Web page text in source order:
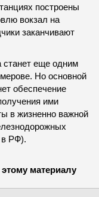
построены
вокзал на
заканчивают
станет еще одним
Но основной
обеспечение
ими
в жизненно важной
в РФ).
этому материалу